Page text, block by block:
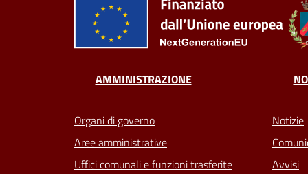
AMMINISTRAZIONE
Organi di governo
Aree amministrative
Uffici comunali e funzioni trasferite
Notizie
Avvisi